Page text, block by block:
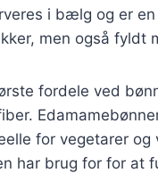
i bælg og er
men også fyldt
fordele ved
for vegetarer
har brug for for at